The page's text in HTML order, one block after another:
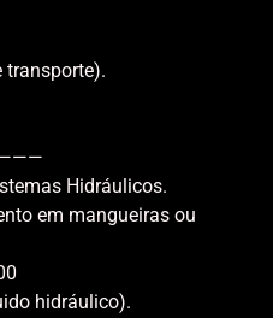
transporte).
Hidráulicos.
em mangueiras ou
hidráulico).